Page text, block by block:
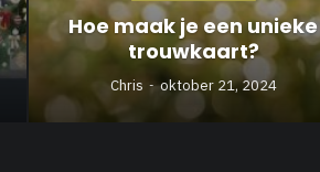
Hoe maak je een unieke
trouwkaart?
Chris oktober 21, 2024